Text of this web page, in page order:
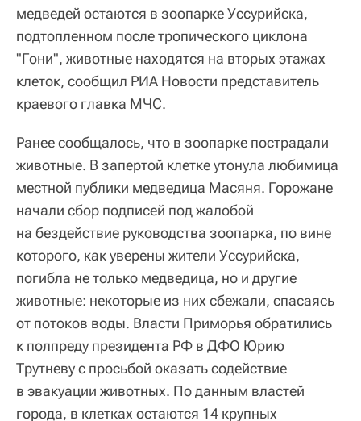
медведей остаются в зоопарке Уссурийска,
подтопленном после тропического циклона
"Гони", животные находятся на вторых этажах
клеток, сообщил РИА Новости представитель
краевого главка МЧС.
Ранее сообщалось, что в зоопарке пострадали
животные. В запертой клетке утонула любимица
местной публики медведица Масяня. Горожане
начали сбор подписей под жалобой
на бездействие руководства зоопарка, по вине
которого, как уверены жители Уссурийска,
погибла не только медведица, но и другие
животные: некоторые из них сбежали, спасаясь
от потоков воды. Власти Приморья обратились
к полпреду президента РФ в ДФО Юрию
Трутневу с просьбой оказать содействие
в эвакуации животных. По данным властей
города, в клетках остаются 14 крупных